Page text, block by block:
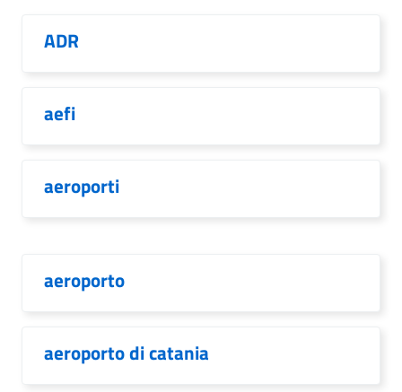
ADR
aefi
aeroporti
aeroporto
aeroporto di catania